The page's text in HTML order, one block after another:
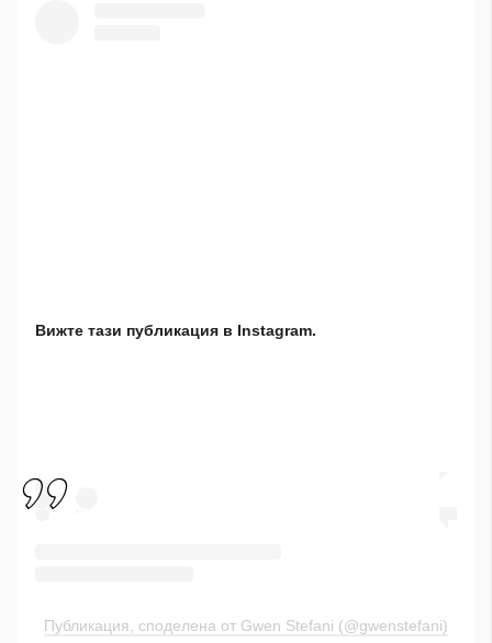
Вижте тази публикация в Instagram.
Публикация, споделена от Gwen Stefani (@gwenstefani)